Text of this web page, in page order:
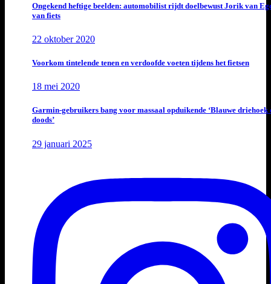
Ongekend heftige beelden: automobilist rijdt doelbewust Jorik van
van fiets
22 oktober 2020
Voorkom tintelende tenen en verdoofde voeten tijdens het fietsen
18 mei 2020
Garmin-gebruikers bang voor massaal opduikende ‘Blauwe driehoek
doods’
29 januari 2025